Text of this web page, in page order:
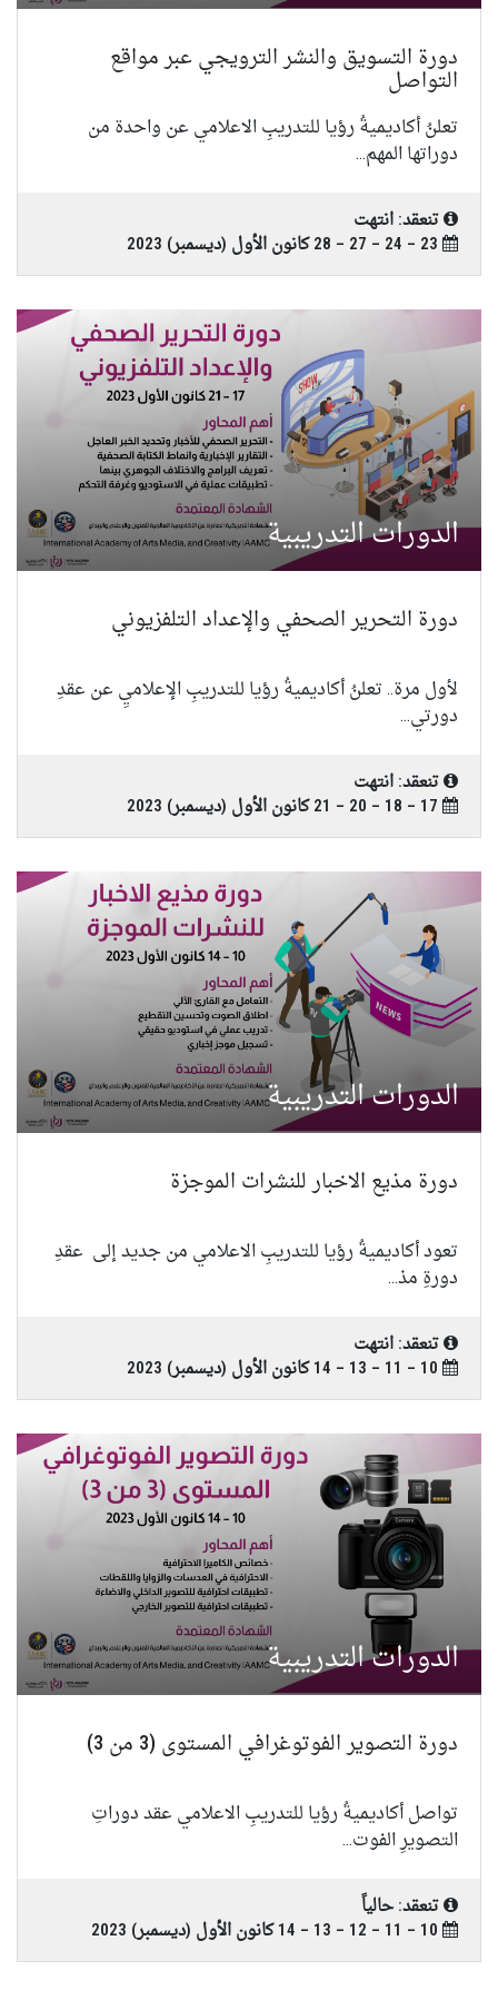
دورة التسويق والنشر الترويجي عبر مواقع
التواصل
تعلنُ أكاديميةُ رؤيا للتدريبِ الاعلامي عن واحدة من
دوراتها المهم...
تنعقد: انتهت
الدورات التدريبية
دورة التحرير الصحفي والإعداد التلفزيوني
لأول مرة.. تعلنُ أكاديميةُ رؤيا للتدريبِ الإعلاميِ عن عقدِ
دورتي...
تنعقد: انتهت
الدورات التدريبية
دورة مذيع الاخبار للنشرات الموجزة
تعود أكاديميةُ رؤيا للتدريبِ الاعلامي من جديد إلى عقدِ
دورةِ مذ...
تنعقد: انتهت
الدورات التدريبية
دورة التصوير الفوتوغرافي المستوى (3 من 3)
تواصل أكاديميةُ رؤيا للتدريبِ الاعلامي عقد دوراتِ
التصويرِ الفوت...
تنعقد: حالياً